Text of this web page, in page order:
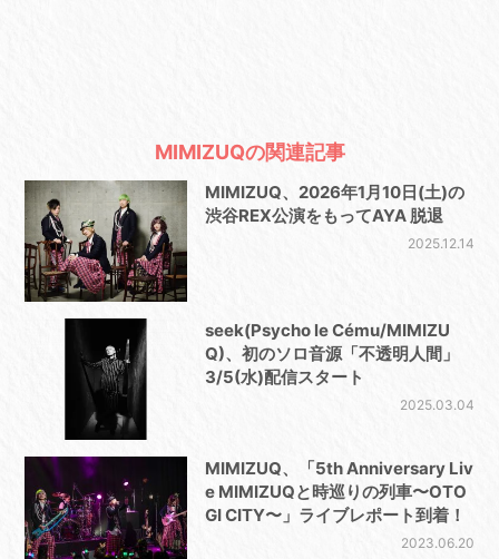
MIMIZUQの関連記事
MIMIZUQ、2026年1月10日(土)の
渋谷REX公演をもってAYA 脱退
2025.12.14
seek(Psycho le Cému/MIMIZU
Q)、初のソロ音源「不透明人間」
3/5(水)配信スタート
2025.03.04
MIMIZUQ、「5th Anniversary Liv
e MIMIZUQと時巡りの列車〜OTO
GI CITY〜」ライブレポート到着！
2023.06.20